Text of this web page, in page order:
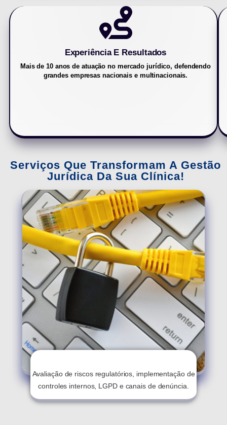
Experiência E Resultados
Mais de 10 anos de atuação no mercado jurídico, defendendo
grandes empresas nacionais e multinacionais.
Serviços Que Transformam A Gestão
Jurídica Da Sua Clínica!
Avaliação de riscos regulatórios, implementação de
controles internos, LGPD e canais de denúncia.